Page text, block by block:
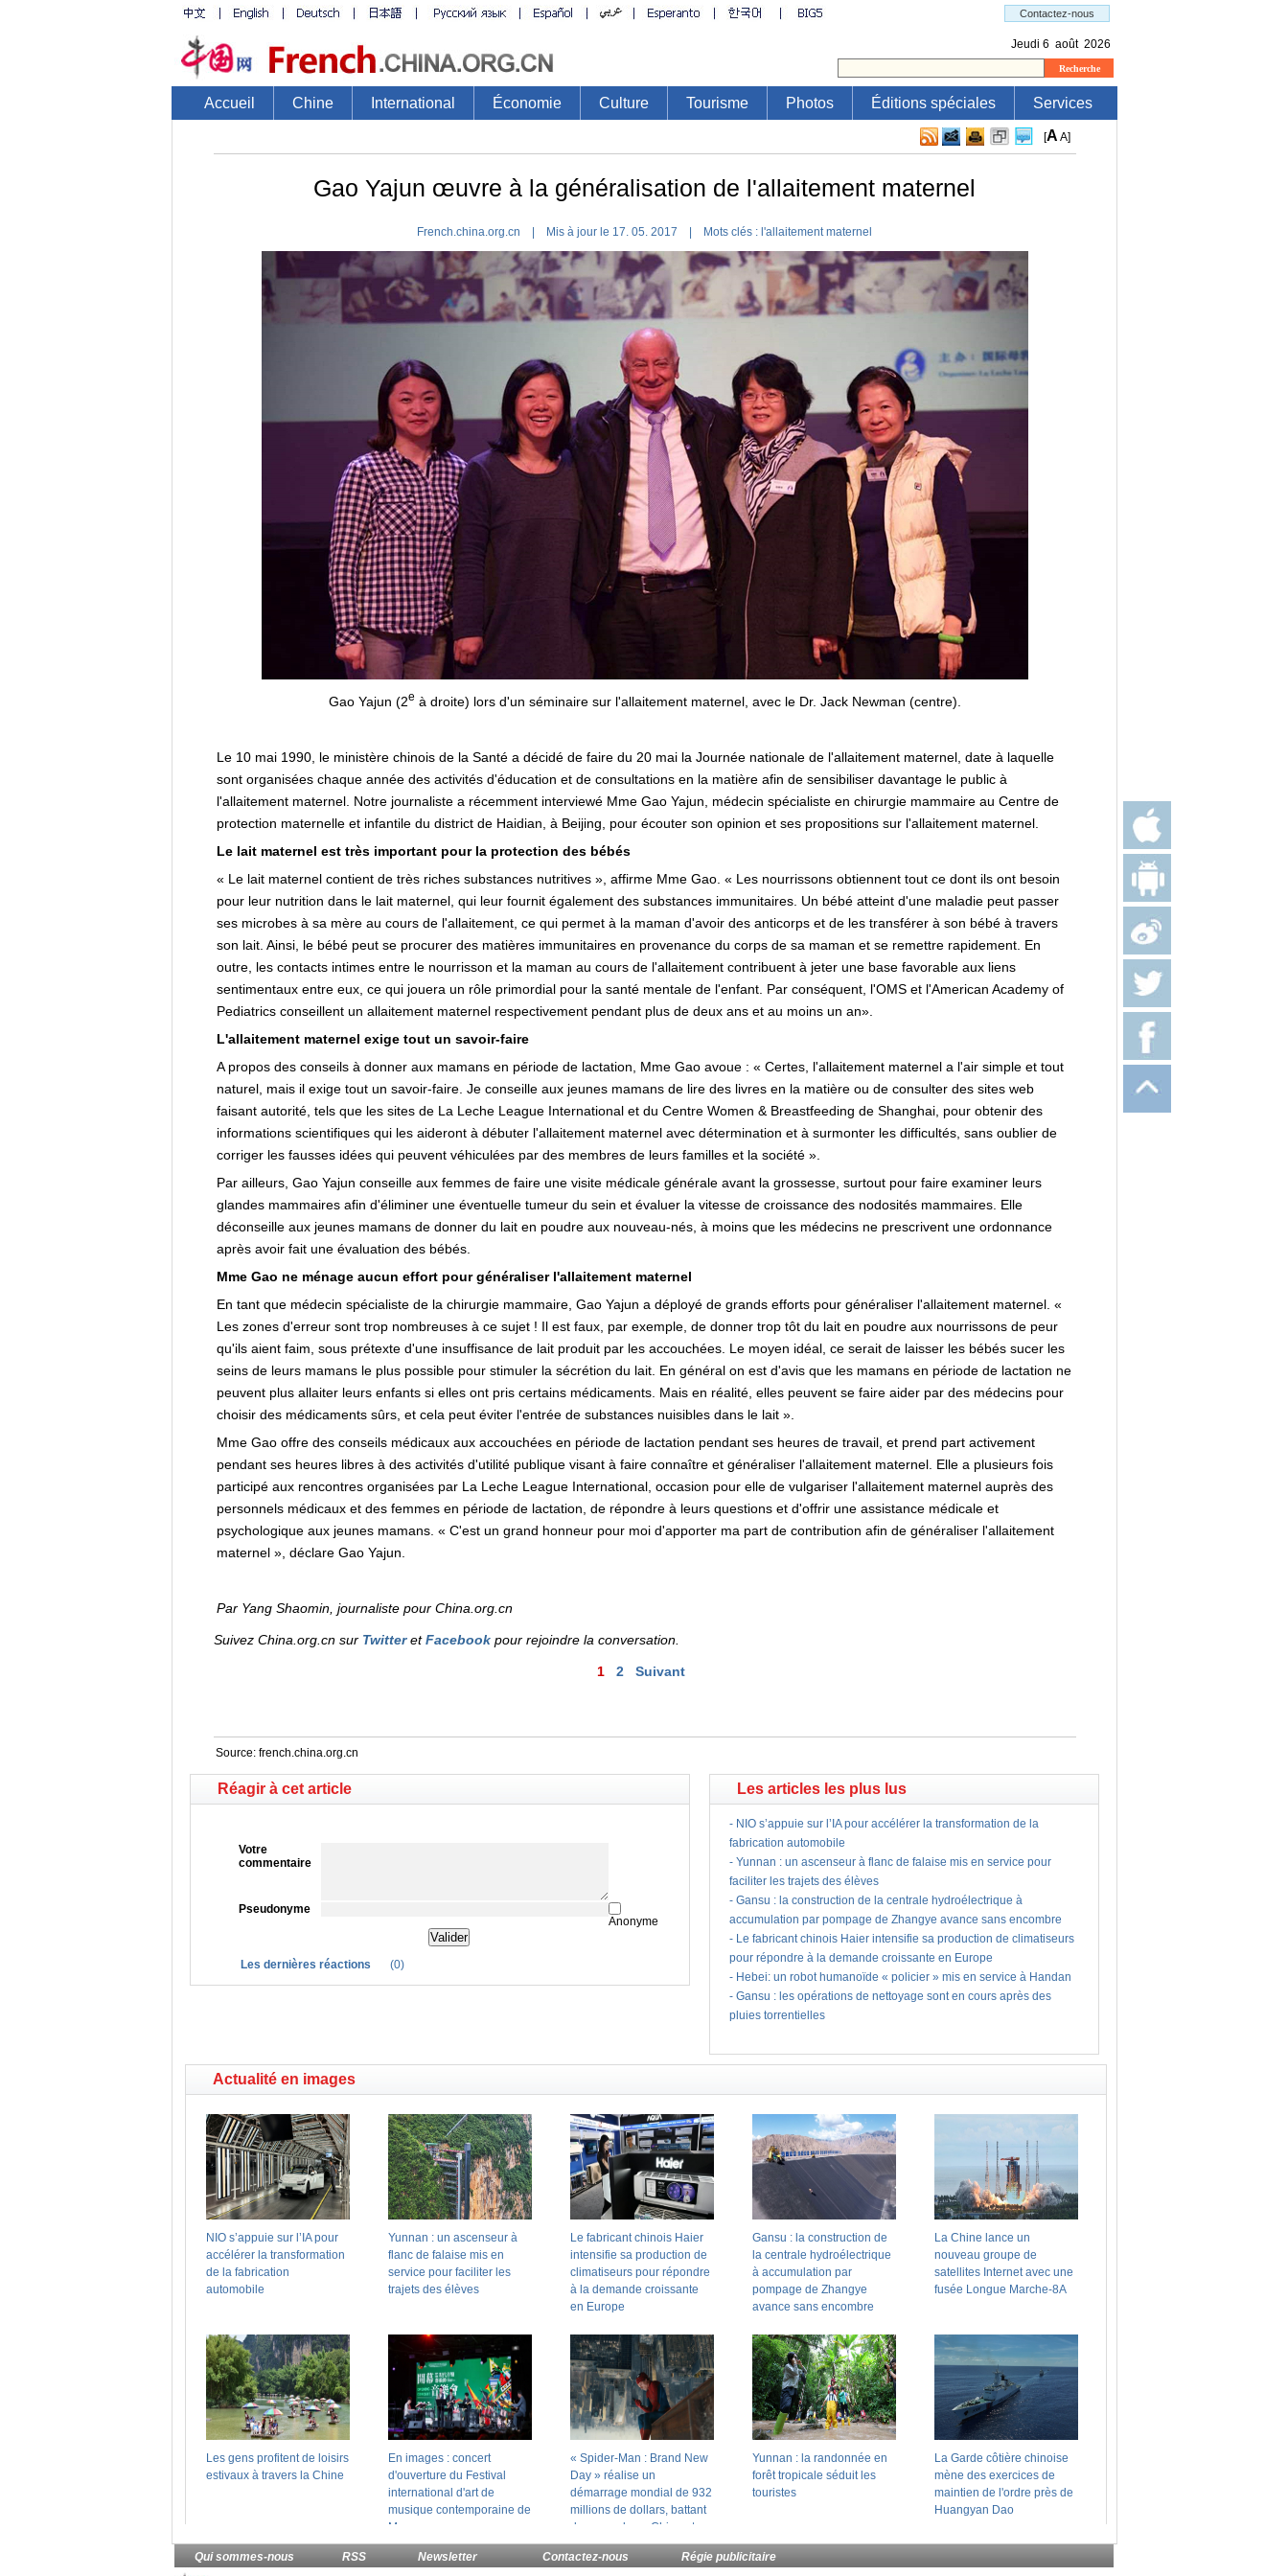
Accueil Chine International Économie Culture Tourisme Photos Éditions spéciales Services
[A A]
Gao Yajun œuvre à la généralisation de l'allaitement maternel
French.china.org.cn | Mis à jour le 17. 05. 2017 | Mots clés : l'allaitement maternel
Gao Yajun (2e à droite) lors d'un séminaire sur l'allaitement maternel, avec le Dr. Jack Newman (centre).
Le 10 mai 1990, le ministère chinois de la Santé a décidé de faire du 20 mai la Journée nationale de l'allaitement maternel, date à laquelle
sont organisées chaque année des activités d'éducation et de consultations en la matière afin de sensibiliser davantage le public à
l'allaitement maternel. Notre journaliste a récemment interviewé Mme Gao Yajun, médecin spécialiste en chirurgie mammaire au Centre de
protection maternelle et infantile du district de Haidian, à Beijing, pour écouter son opinion et ses propositions sur l'allaitement maternel.
Le lait maternel est très important pour la protection des bébés
« Le lait maternel contient de très riches substances nutritives », affirme Mme Gao. « Les nourrissons obtiennent tout ce dont ils ont besoin
pour leur nutrition dans le lait maternel, qui leur fournit également des substances immunitaires. Un bébé atteint d'une maladie peut passer
ses microbes à sa mère au cours de l'allaitement, ce qui permet à la maman d'avoir des anticorps et de les transférer à son bébé à travers
son lait. Ainsi, le bébé peut se procurer des matières immunitaires en provenance du corps de sa maman et se remettre rapidement. En
outre, les contacts intimes entre le nourrisson et la maman au cours de l'allaitement contribuent à jeter une base favorable aux liens
sentimentaux entre eux, ce qui jouera un rôle primordial pour la santé mentale de l'enfant. Par conséquent, l'OMS et l'American Academy of
Pediatrics conseillent un allaitement maternel respectivement pendant plus de deux ans et au moins un an».
L'allaitement maternel exige tout un savoir-faire
A propos des conseils à donner aux mamans en période de lactation, Mme Gao avoue : « Certes, l'allaitement maternel a l'air simple et tout
naturel, mais il exige tout un savoir-faire. Je conseille aux jeunes mamans de lire des livres en la matière ou de consulter des sites web
faisant autorité, tels que les sites de La Leche League International et du Centre Women & Breastfeeding de Shanghai, pour obtenir des
informations scientifiques qui les aideront à débuter l'allaitement maternel avec détermination et à surmonter les difficultés, sans oublier de
corriger les fausses idées qui peuvent véhiculées par des membres de leurs familles et la société ».
Par ailleurs, Gao Yajun conseille aux femmes de faire une visite médicale générale avant la grossesse, surtout pour faire examiner leurs
glandes mammaires afin d'éliminer une éventuelle tumeur du sein et évaluer la vitesse de croissance des nodosités mammaires. Elle
déconseille aux jeunes mamans de donner du lait en poudre aux nouveau-nés, à moins que les médecins ne prescrivent une ordonnance
après avoir fait une évaluation des bébés.
Mme Gao ne ménage aucun effort pour généraliser l'allaitement maternel
En tant que médecin spécialiste de la chirurgie mammaire, Gao Yajun a déployé de grands efforts pour généraliser l'allaitement maternel. «
Les zones d'erreur sont trop nombreuses à ce sujet ! Il est faux, par exemple, de donner trop tôt du lait en poudre aux nourrissons de peur
qu'ils aient faim, sous prétexte d'une insuffisance de lait produit par les accouchées. Le moyen idéal, ce serait de laisser les bébés sucer les
seins de leurs mamans le plus possible pour stimuler la sécrétion du lait. En général on est d'avis que les mamans en période de lactation ne
peuvent plus allaiter leurs enfants si elles ont pris certains médicaments. Mais en réalité, elles peuvent se faire aider par des médecins pour
choisir des médicaments sûrs, et cela peut éviter l'entrée de substances nuisibles dans le lait ».
Mme Gao offre des conseils médicaux aux accouchées en période de lactation pendant ses heures de travail, et prend part activement
pendant ses heures libres à des activités d'utilité publique visant à faire connaître et généraliser l'allaitement maternel. Elle a plusieurs fois
participé aux rencontres organisées par La Leche League International, occasion pour elle de vulgariser l'allaitement maternel auprès des
personnels médicaux et des femmes en période de lactation, de répondre à leurs questions et d'offrir une assistance médicale et
psychologique aux jeunes mamans. « C'est un grand honneur pour moi d'apporter ma part de contribution afin de généraliser l'allaitement
maternel », déclare Gao Yajun.
Par Yang Shaomin, journaliste pour China.org.cn
Suivez China.org.cn sur TwitteretFacebookpour rejoindre la conversation.
1 2 Suivant
Source: french.china.org.cn
Réagir à cet article
Votre
commentaire
Pseudonyme
Anonyme
Les dernières réactions (0)
Les articles les plus lus
- NIO s’appuie sur l’IA pour accélérer la transformation de la
fabrication automobile
- Yunnan : un ascenseur à flanc de falaise mis en service pour
faciliter les trajets des élèves
- Gansu : la construction de la centrale hydroélectrique à
accumulation par pompage de Zhangye avance sans encombre
- Le fabricant chinois Haier intensifie sa production de climatiseurs
pour répondre à la demande croissante en Europe
- Hebei: un robot humanoïde « policier » mis en service à Handan
- Gansu : les opérations de nettoyage sont en cours après des
pluies torrentielles